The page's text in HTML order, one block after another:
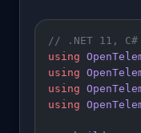
// .NET 11, C#
using
using
using
using